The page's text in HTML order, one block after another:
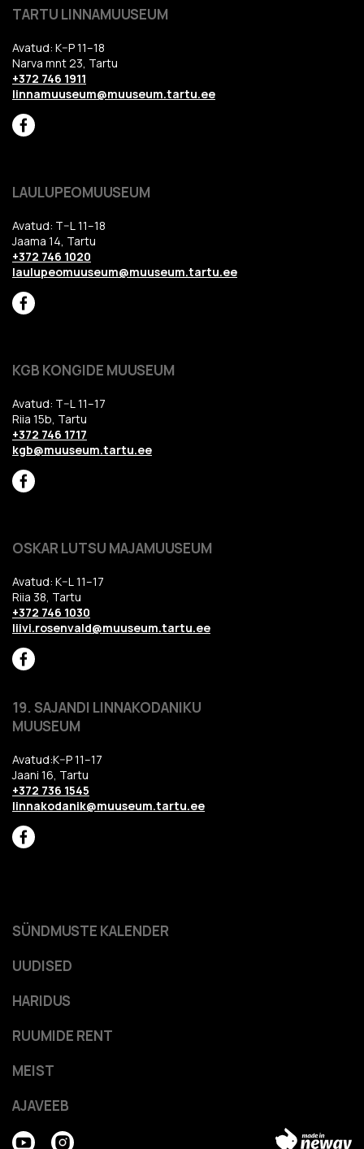
TARTU LINNAMUUSEUM
Avatud: K–P 11–18
Narva mnt 23, Tartu
+372 746 1911
linnamuuseum@muuseum.tartu.ee
LAULUPEOMUUSEUM
Avatud: T–L 11–18
Jaama 14, Tartu
+372 746 1020
laulupeomuuseum@muuseum.tartu.ee
KGB KONGIDE MUUSEUM
Avatud: T–L 11–17
Riia 15b, Tartu
+372 746 1717
kgb@muuseum.tartu.ee
OSKAR LUTSU MAJAMUUSEUM
Avatud: K–L 11–17
Riia 38, Tartu
+372 746 1030
liivi.rosenvald@muuseum.tartu.ee
19. SAJANDI LINNAKODANIKU
MUUSEUM
Avatud:K–P 11–17
Jaani 16, Tartu
+372 736 1545
linnakodanik@muuseum.tartu.ee
HARIDUS
RUUMIDE RENT
MEIST
AJAVEEB
SÜNDMUSTE KALENDER
UUDISED